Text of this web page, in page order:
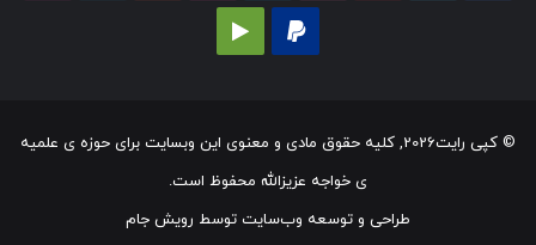
پی‌پال
© کپی رایت2026, کلیه حقوق مادی و معنوی این وبسایت برای حوزه ی علمیه
ی خواجه عزیزالله محفوظ است.
طراحی و توسعه وب‌سایت توسط رویش جام